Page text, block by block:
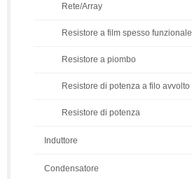
Rete/Array
Resistore a film spesso funzionale
Resistore a piombo
Resistore di potenza a filo avvolto
Resistore di potenza
Induttore
Condensatore